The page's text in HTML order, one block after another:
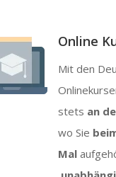
Online
Mit den
stets an
wo Sie
Mal